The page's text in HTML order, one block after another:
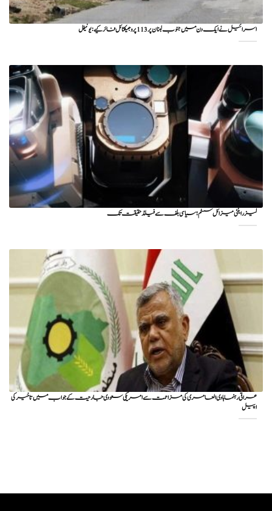
اسرائیل نے ایک دن میں جنوب لبنان پر 113 پروجیکٹائل فائر کیے: یونیفل
لیزر اینٹی میزائل سسٹم؛ سیاسی بلف سے فیلڈ حقیقت تک
عراقی رہنما ہادی العامری کی مزاحمت سے امریکی سعودی جارحیت کے جواب میں تاخیر کی
اپیل